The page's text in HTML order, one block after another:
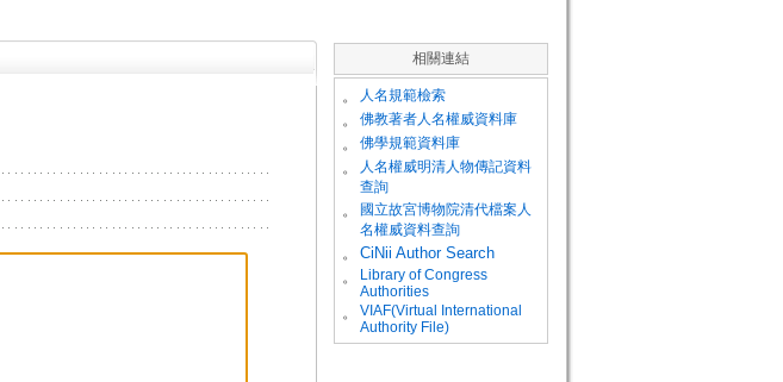
相關連結
。 人名規範檢索
。 佛教著者人名權威資料庫
。 佛學規範資料庫
。
人名權威明清人物傳記資料
查詢
。
國立故宮博物院清代檔案人
名權威資料查詢
。
CiNii Author Search
。
Library of Congress
Authorities
。
VIAF(Virtual International
Authority File)